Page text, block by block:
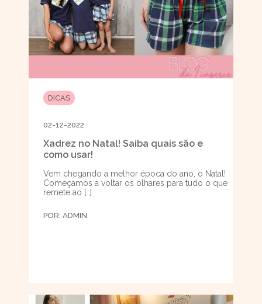
DICAS
02-12-2022
Xadrez no Natal! Saiba quais são e
como usar!
Vem chegando a melhor época do ano, o Natal!
Começamos a voltar os olhares para tudo o que
remete ao […]
POR: ADMIN